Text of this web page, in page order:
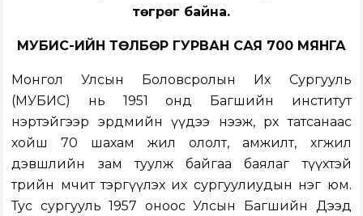
төгрөг байна.
МУБИС-ИЙН ТӨЛБӨР ГУРВАН САЯ 700МЯНГА
Монгол Улсын Боловсролын Их Сургууль
(МУБИС) нь 1951 онд Багшийн институт
нэртэйгээр эрдмийн үүдээ нээж, өрхөө татсанаас
хойш 70 шахам жил ололт, амжилт, хөгжил
дэвшлийн зам туулж байгаа баялаг түүхтэй
төрийн өмчит тэргүүлэх их сургуулиудын нэг юм.
Тус сургууль 1957 оноос Улсын Багшийн Дээд